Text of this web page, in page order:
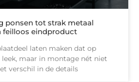
ponsen tot strak metaal
feilloos eindproduct
laten maken dat op
maar in montage nét niet
verschil in de details